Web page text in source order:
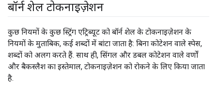
बॉर्न शेल टोकनाइज़ेशन
कुछ नियमों के कुछ स्ट्रिंग एट्रिब्यूट को बॉर्न शेल के टोकनाइज़ेशन के
नियमों के मुताबिक, कई शब्दों में बांटा जाता है: बिना कोटेशन वाले स्पेस,
शब्दों को अलग करते हैं. साथ ही, सिंगल और डबल कोटेशन वाले वर्णों
और बैकस्लैश का इस्तेमाल, टोकनाइज़ेशन को रोकने के लिए किया जाता
है.